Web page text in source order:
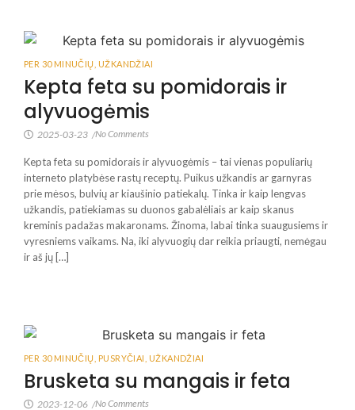
PER 30 MINUČIŲ UŽKANDŽIAI
Kepta feta su pomidorais ir
alyvuogėmis
2025-03-23 /No Comments
Kepta feta su pomidorais ir alyvuogėmis – tai vienas populiarių
interneto platybėse rastų receptų. Puikus užkandis ar garnyras
prie mėsos, bulvių ar kiaušinio patiekalų. Tinka ir kaip lengvas
užkandis, patiekiamas su duonos gabalėliais ar kaip skanus
kreminis padažas makaronams. Žinoma, labai tinka suaugusiems ir
vyresniems vaikams. Na, iki alyvuogių dar reikia priaugti, nemėgau
ir aš jų […]
PER 30 MINUČIŲ PUSRYČIAI UŽKANDŽIAI
Brusketa su mangais ir feta
2023-12-06 /No Comments